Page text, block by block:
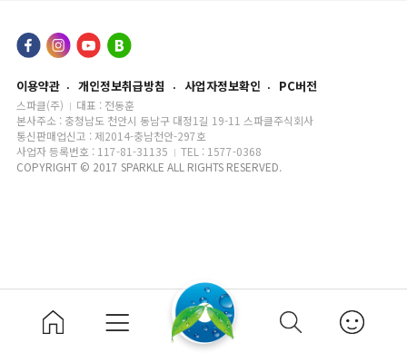
이용약관 개인정보취급방침 사업자정보확인 PC버전
스파클(주)
대표 : 전동훈
본사주소 : 충청남도 천안시 동남구 대정1길 19-11 스파클주식회사
통신판매업신고 : 제2014-충남천안-297호
사업자 등록번호 : 117-81-31135
TEL : 1577-0368
COPYRIGHT © 2017 SPARKLE ALL RIGHTS RESERVED.